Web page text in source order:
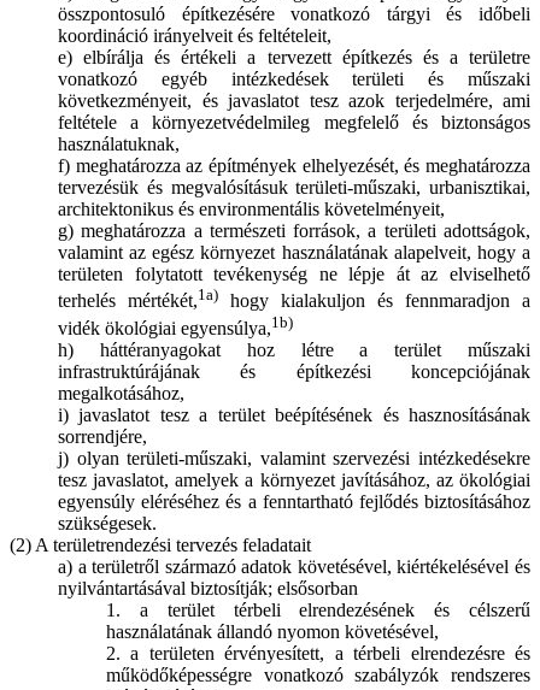
összpontosuló építkezésére vonatkozó tárgyi és időbeli
koordináció irányelveit és feltételeit,
e) elbírálja és értékeli a tervezett építkezés és a területre
vonatkozó egyéb intézkedések területi és műszaki
következményeit, és javaslatot tesz azok terjedelmére, ami
feltétele a környezetvédelmileg megfelelő és biztonságos
használatuknak,
f) meghatározza az építmények elhelyezését, és meghatározza
tervezésük és megvalósításuk területi-műszaki, urbanisztikai,
architektonikus és environmentális követelményeit,
g) meghatározza a természeti források, a területi adottságok,
valamint az egész környezet használatának alapelveit, hogy a
területen folytatott tevékenység ne lépje át az elviselhető
terhelés mértékét,1a) hogy kialakuljon és fennmaradjon a
vidék ökológiai egyensúlya,1b)
h) háttéranyagokat hoz létre a terület műszaki
infrastruktúrájának és építkezési koncepciójának
megalkotásához,
i) javaslatot tesz a terület beépítésének és hasznosításának
sorrendjére,
j) olyan területi-műszaki, valamint szervezési intézkedésekre
tesz javaslatot, amelyek a környezet javításához, az ökológiai
egyensúly eléréséhez és a fenntartható fejlődés biztosításához
szükségesek.
(2) A területrendezési tervezés feladatait
a) a területről származó adatok követésével, kiértékelésével és
nyilvántartásával biztosítják; elsősorban
1. a terület térbeli elrendezésének és célszerű
használatának állandó nyomon követésével,
2. a területen érvényesített, a térbeli elrendezésre és
működőképességre vonatkozó szabályzók rendszeres